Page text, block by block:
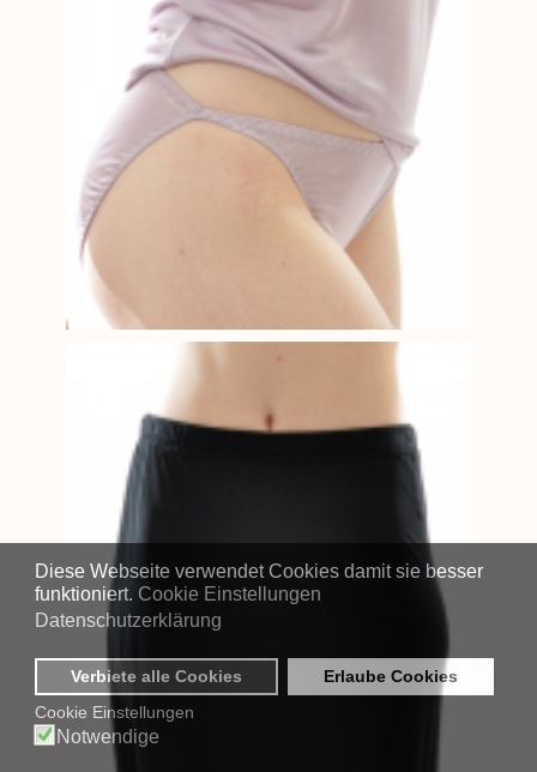
Diese Webseite verwendet Cookies damit sie besser
funktioniert. Cookie Einstellungen
Datenschutzerklärung
Verbiete alle Cookies
Erlaube Cookies
Cookie Einstellungen
Notwendige